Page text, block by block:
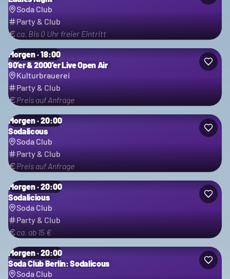
Soda Club
Party & Club
ca. Bis 0 Uhr freier Eintritt
Morgen · 18:00
90’er & 2000’er Live Open Air
Kulturbrauerei
Party & Club
Preis auf Anfrage
Morgen · 20:00
Sodalicous
Soda Club
Party & Club
Preis auf Anfrage
Morgen · 20:00
Sodalicious
Soda Club
Party & Club
ca. ab 15 €
Morgen · 20:00
Soda Club Berlin: Sodalicous
Soda Club